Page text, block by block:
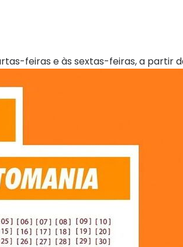
feiras e às sextas-feiras, a partir